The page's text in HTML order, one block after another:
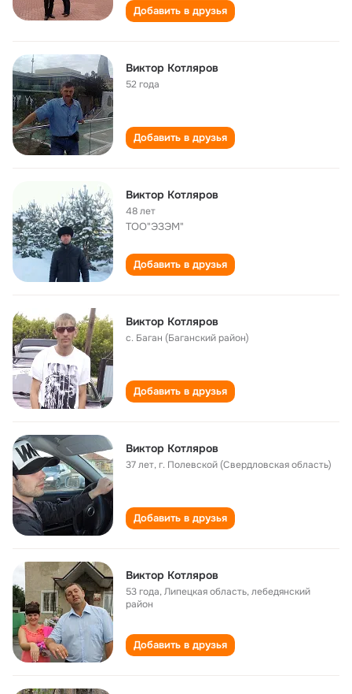
Добавить в друзья
Виктор Котляров
52 года
Добавить в друзья
Виктор Котляров
48 лет
ТОО"ЭЗЭМ"
Добавить в друзья
Виктор Котляров
с. Баган (Баганский район)
Добавить в друзья
Виктор Котляров
37 лет,г. Полевской (Свердловская область)
Добавить в друзья
Виктор Котляров
53 года,Липецкая область, лебедянский
район
Добавить в друзья